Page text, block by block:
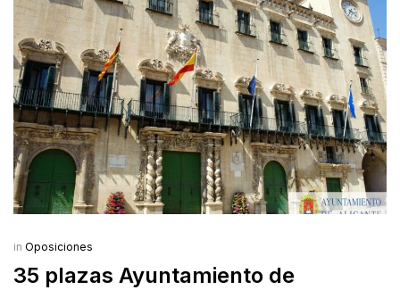
in Oposiciones
35 plazas Ayuntamiento de